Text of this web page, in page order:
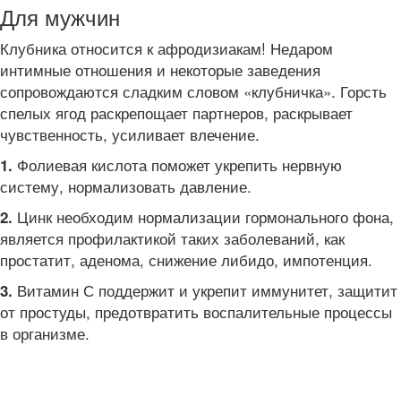
Для мужчин
Клубника относится к афродизиакам! Недаром
интимные отношения и некоторые заведения
сопровождаются сладким словом «клубничка». Горсть
спелых ягод раскрепощает партнеров, раскрывает
чувственность, усиливает влечение.
1. Фолиевая кислота поможет укрепить нервную
систему, нормализовать давление.
2. Цинк необходим нормализации гормонального фона,
является профилактикой таких заболеваний, как
простатит, аденома, снижение либидо, импотенция.
3. Витамин С поддержит и укрепит иммунитет, защитит
от простуды, предотвратить воспалительные процессы
в организме.